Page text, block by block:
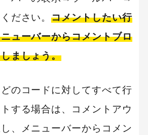
ださい。コメントしたい行
ューバーからコメントブロ
ましょう。
のコードに対してすべて行
する場合は、コメントアウ
、メニューバーからコメン